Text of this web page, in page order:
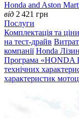
Honda and Aston
від 2 421 грн
Послуги
Комплектація та ціни
на тест-драйв
компанії Honda
Програма «HONDA
технічних
характеристик